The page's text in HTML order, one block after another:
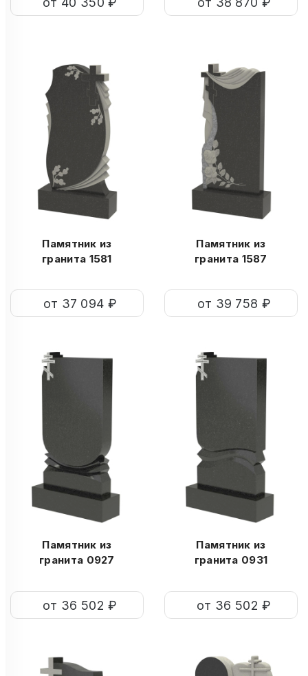
Памятник из
гранита 1581
от 37 094 ₽
Памятник из
гранита 1587
от 39 758 ₽
Памятник из
гранита 0927
от 36 502 ₽
Памятник из
гранита 0931
от 36 502 ₽